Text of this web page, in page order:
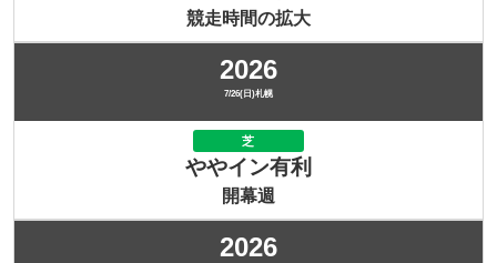
競走時間の拡大
2026
7/26(日)札幌
芝
ややイン有利
開幕週
2026